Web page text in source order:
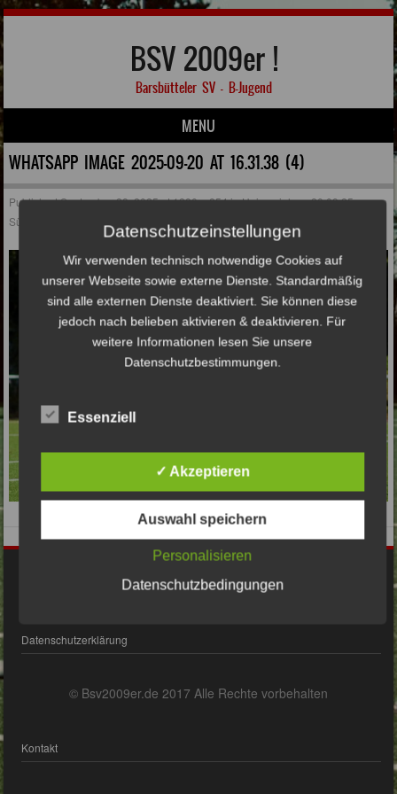
BSV 2009er !
Barsbütteler SV – B-Jugend
MENU
Skip to content
WHATSAPP IMAGE 2025-09-20 AT 16.31.38 (4)
PublishedSeptember 28, 2025at1280 × 854inHeimspiel am 20.09.25 gegen
Süderelbe
Datenschutzerklärung
© Bsv2009er.de 2017 Alle Rechte vorbehalten
Kontakt
Datenschutzeinstellungen
Wir verwenden technisch notwendige Cookies auf
unserer Webseite sowie externe Dienste. Standardmäßig
sind alle externen Dienste deaktiviert. Sie können diese
jedoch nach belieben aktivieren & deaktivieren. Für
weitere Informationen lesen Sie unsere
Datenschutzbestimmungen.
Essenziell
✓ Akzeptieren
Auswahl speichern
Personalisieren
Datenschutzbedingungen